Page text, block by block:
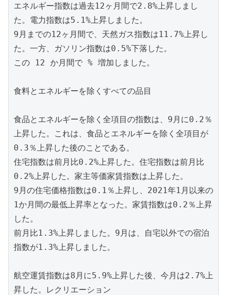
エネルギー指数は過去12ヶ月間で2.8%上昇しまし
た。電力指数は5.1%上昇しました。
9月までの12ヶ月間で、天然ガス指数は11.7%上昇し
た。一方、ガソリン指数は0.5%下落した。
この 12 か月間で % 増加しました。
食料とエネルギーを除くすべての品目
食品とエネルギーを除く全項目の指数は、9月に0.2％
上昇した。これは、食品とエネルギーを除く全項目が
0.3％上昇した後のことである。
住宅指数は前月比0.2%上昇した。住宅指数は前月比
0.2%上昇した。家主等価家賃指数は上昇した。
9月の住宅価格指数は0.1％上昇し、2021年1月以来の
1か月間の最低上昇率となった。家賃指数は0.2％上昇
した。
前月比1.3%上昇しました。9月は、自宅以外での宿泊
指数が1.3%上昇しました。
航空運賃指数は8月に5.9%上昇した後、今月は2.7%上
昇した。レクリエーション